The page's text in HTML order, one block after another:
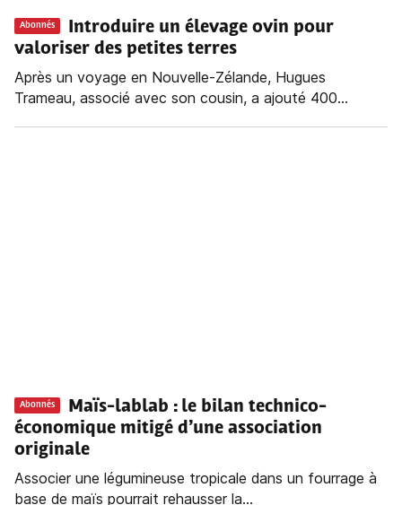
Abonnés
Introduire un élevage ovin pour
valoriser des petites terres
Après un voyage en Nouvelle-Zélande, Hugues
Trameau, associé avec son cousin, a ajouté 400...
Abonnés
Maïs-lablab : le bilan technico-
économique mitigé d’une association
originale
Associer une légumineuse tropicale dans un fourrage à
base de maïs pourrait rehausser la...